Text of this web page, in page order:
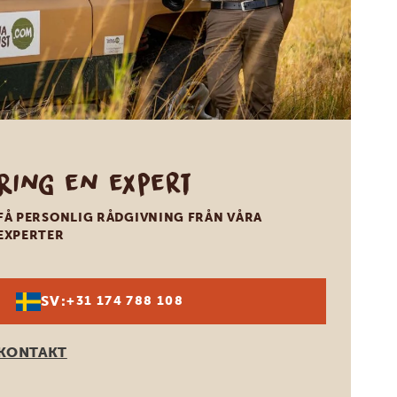
en expert
PERSONLIG RÅDGIVNING FRÅN VÅRA
SV:+31 174 788 108